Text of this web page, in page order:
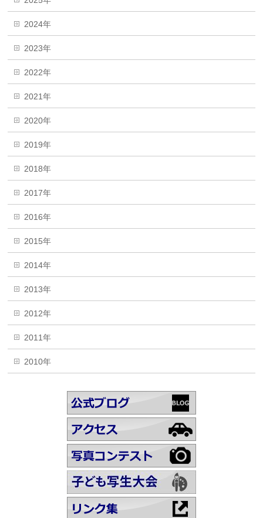
2024年
2023年
2022年
2021年
2020年
2019年
2018年
2017年
2016年
2015年
2014年
2013年
2012年
2011年
2010年